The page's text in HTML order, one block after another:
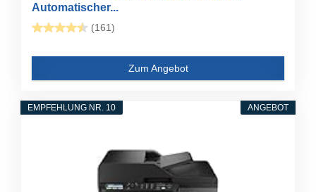
Automatischer...
(161)
Zum Angebot
ANGEBOT
EMPFEHLUNG NR. 10